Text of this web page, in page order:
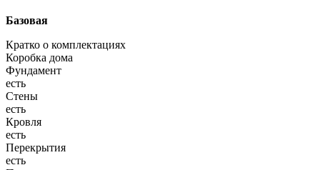
Базовая
Кратко о комплектациях
Коробка дома
Фундамент
есть
Стены
есть
Кровля
есть
Перекрытия
есть